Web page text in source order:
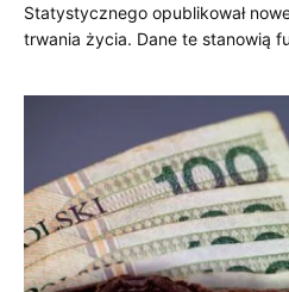
Statystycznego opublikował
trwania życia. Dane te stanowią